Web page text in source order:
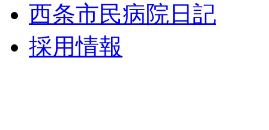
西条市民病院日記
採用情報